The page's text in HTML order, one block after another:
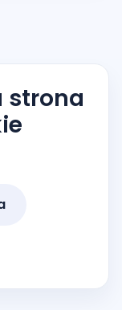
strona